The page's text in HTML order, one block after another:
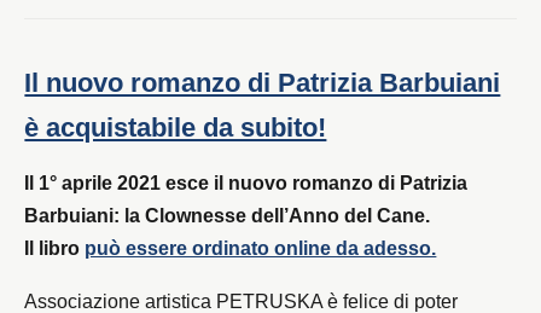
Il nuovo romanzo di Patrizia Barbuiani
è acquistabile da subito!
Il 1° aprile 2021 esce il nuovo romanzo di Patrizia
Barbuiani: la Clownesse dell’Anno del Cane.
Il libro può essere ordinato online da adesso.
Associazione artistica PETRUSKA è felice di poter